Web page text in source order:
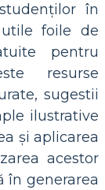
în
foile de
pentru
resurse
sugestii
ilustrative
și aplicarea
acestor
în generarea